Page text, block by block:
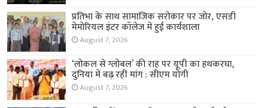
प्रतिभा के साथ सामाजिक सरोकार पर जोर, एसडी
मेमोरियल इंटर कॉलेज में हुई कार्यशाला
August 7, 2026
‘लोकल से ग्लोबल’ की राह पर यूपी का हथकरघा,
दुनिया में बढ़ रही मांग : सीएम योगी
August 7, 2026